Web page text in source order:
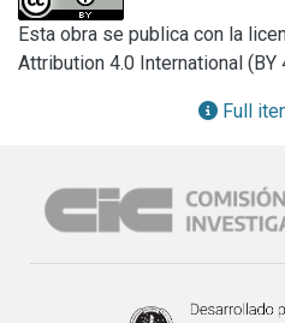
Creación de una Subcomunidad
Cómo agregar logos
Cómo agregar links a otros
Módulo 2: Carga de
Objeto de Conferencia
Esta obra se publica con la
Attribution 4.0 International (BY
Full